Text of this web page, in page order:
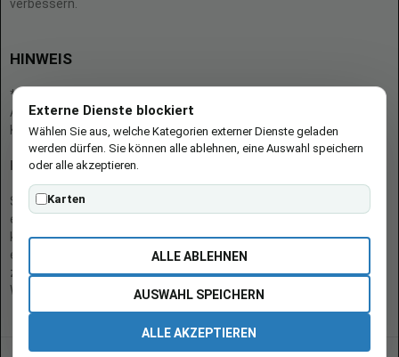
verbessern.
HINWEIS
* = Afilliate-Link (=Werbung)
Als Amazon-Partner verdient der Seitenbetreiber an qualifizierten
Käufen.
Hinweis zu Preisen und Verfügbarkeiten
Sofern Produktpreise und Verfügbarkeiten angezeigt werden,
entsprechen diese dem angegebenen Stand (Datum/Uhrzeit) und
können sich auf der verlinkten Seite jederzeit ändern. Für den Kauf
eines Produkts gelten die Angaben zu Preis und Verfügbarkeit, die
zum Kaufzeitpunkt [auf der/den maßgeblichen Amazon-
Website(s)] angezeigt werden.
Externe Dienste blockiert
Wählen Sie aus, welche Kategorien externer Dienste geladen
werden dürfen. Sie können alle ablehnen, eine Auswahl speichern
oder alle akzeptieren.
Karten
ALLE ABLEHNEN
AUSWAHL SPEICHERN
ALLE AKZEPTIEREN